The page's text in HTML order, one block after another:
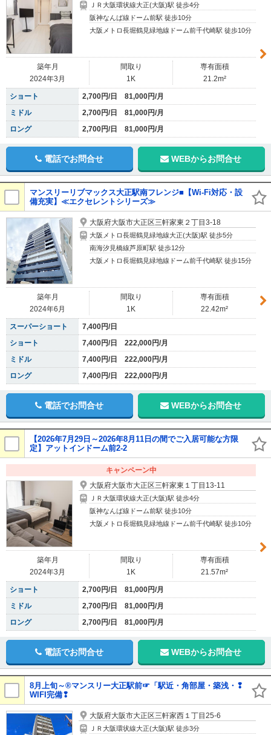
ＪＲ大阪環状線大正(大阪)駅 徒歩4分
阪神なんば線ドーム前駅 徒歩10分
大阪メトロ長堀鶴見緑地線ドーム前千代崎駅 徒歩10分
築年月
2024年3月
間取り
1K
専有面積
21.2m²
ショート
2,700円/日 81,000円/月
ミドル
2,700円/日 81,000円/月
ロング
2,700円/日 81,000円/月
電話でお問合せ WEBからお問合せ
マンスリーリブマックス大正駅南フレンジ■【Wi-Fi対応・設
備充実】≪エクセレントシリーズ≫
大阪府大阪市大正区三軒家東２丁目3-18
大阪メトロ長堀鶴見緑地線大正(大阪)駅 徒歩5分
南海汐見橋線芦原町駅 徒歩12分
大阪メトロ長堀鶴見緑地線ドーム前千代崎駅 徒歩15分
築年月
2024年6月
間取り
1K
専有面積
22.42m²
スーパーショート
7,400円/日
ショート
7,400円/日 222,000円/月
ミドル
7,400円/日 222,000円/月
ロング
7,400円/日 222,000円/月
電話でお問合せ WEBからお問合せ
【2026年7月29日～2026年8月11日の間でご入居可能な方限
定】アットインドーム前2-2
キャンペーン中
大阪府大阪市大正区三軒家東１丁目13-11
ＪＲ大阪環状線大正(大阪)駅 徒歩4分
阪神なんば線ドーム前駅 徒歩10分
大阪メトロ長堀鶴見緑地線ドーム前千代崎駅 徒歩10分
築年月
2024年3月
間取り
1K
専有面積
21.57m²
ショート
2,700円/日 81,000円/月
ミドル
2,700円/日 81,000円/月
ロング
2,700円/日 81,000円/月
電話でお問合せ WEBからお問合せ
8月上旬～®マンスリー大正駅前☞「駅近・角部屋・築浅・❢
WIFI完備❢
大阪府大阪市大正区三軒家西１丁目25-6
ＪＲ大阪環状線大正(大阪)駅 徒歩3分